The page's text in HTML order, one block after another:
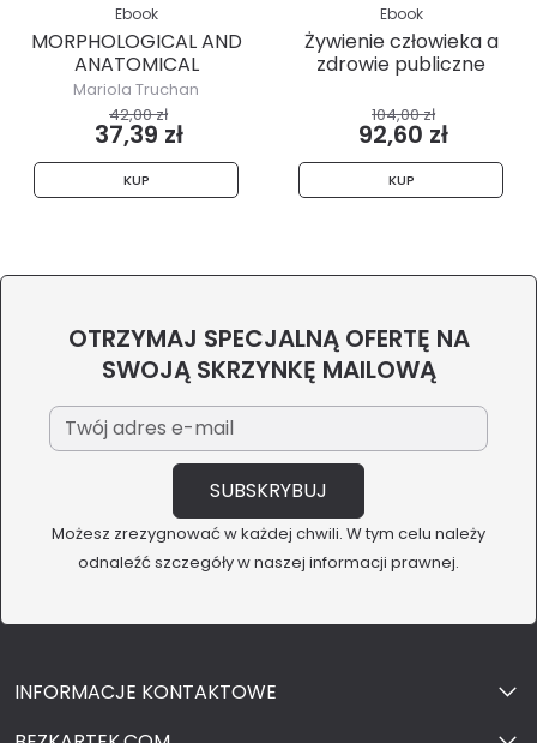
Ebook
MORPHOLOGICAL AND
ANATOMICAL
VARIATIONS OF...
Mariola Truchan
42,00 zł
37,39 zł
KUP
Ebook
Żywienie człowieka a
zdrowie publiczne
104,00 zł
92,60 zł
KUP
OTRZYMAJ SPECJALNĄ OFERTĘ NA
SWOJĄ SKRZYNKĘ MAILOWĄ
Możesz zrezygnować w każdej chwili. W tym celu należy
odnaleźć szczegóły w naszej informacji prawnej.
INFORMACJE KONTAKTOWE